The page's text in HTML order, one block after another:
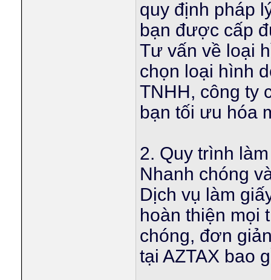
quy định pháp
bạn được cấp
Tư vấn về loại
chọn loại hình
TNHH, công ty
bạn tối ưu hóa
2. Quy trình
Nhanh chóng
Dịch vụ làm
hoàn thiện mọi
chóng, đơn
tại AZTAX bao